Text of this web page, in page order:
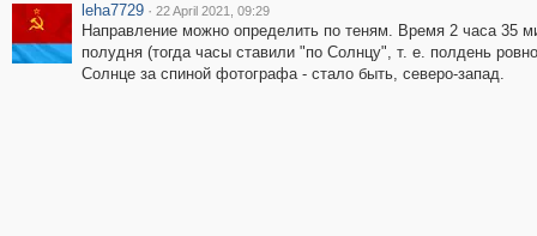
leha7729 · 22 April 2021, 09:29
Направление можно определить по теням. Время 2 часа 35
полудня (тогда часы ставили "по Солнцу", т. е. полдень
Солнце за спиной фотографа - стало быть, северо-запад.